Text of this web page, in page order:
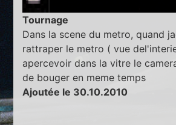
Tournage
Dans la scene du metro, quand
rattraper le metro ( vue
apercevoir dans la vitre le
de bouger en meme temps
Ajoutée le 30.10.2010